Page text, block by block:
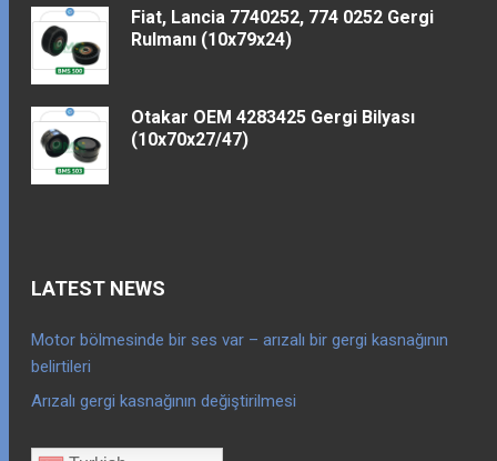
Fiat, Lancia 7740252, 774 0252 Gergi
Rulmanı (10x79x24)
Otakar OEM 4283425 Gergi Bilyası
(10x70x27/47)
LATEST NEWS
Motor bölmesinde bir ses var – arızalı bir gergi kasnağının
belirtileri
Arızalı gergi kasnağının değiştirilmesi